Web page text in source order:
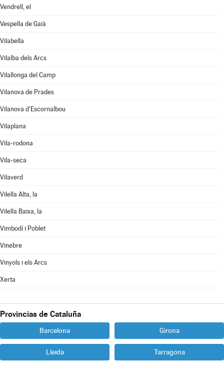
Vendrell, el
Vespella de Gaià
Vilabella
Vilalba dels Arcs
Vilallonga del Camp
Vilanova de Prades
Vilanova d'Escornalbou
Vilaplana
Vila-rodona
Vila-seca
Vilaverd
Vilella Alta, la
Vilella Baixa, la
Vimbodí i Poblet
Vinebre
Vinyols i els Arcs
Xerta
Provincias de Cataluña
Barcelona Girona
Lleida Tarragona